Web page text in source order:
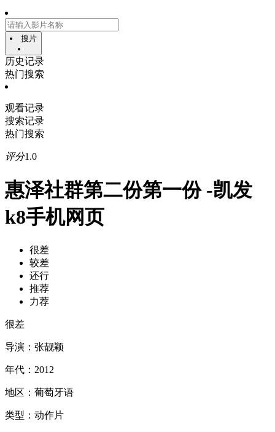
搜片
历史记录
热门搜索
观看记录
搜索记录
热门搜索
评分1.0
惠泽社群第二份第一份 -凯发
k8手机网页
很差
较差
还行
推荐
力荐
很差
导演： 张靓颖
年代： 2012
地区： 葡萄牙语
类型： 动作片